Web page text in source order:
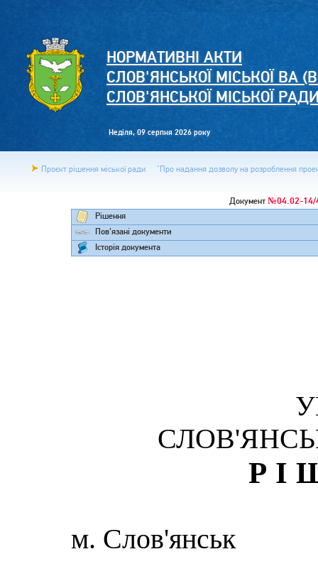
НОРМАТИВНІ АКТИ
СЛОВ'ЯНСЬКОЇ МІСЬКОЇ ВА
СЛОВ'ЯНСЬКОЇ МІСЬКОЇ
Неділя, 09 серпня 2026 року
Проєкт рішення міської ради "Про надання дозволу на розроблення
Документ №04.02-14/
Рішення
Пов'язані документи
Історія документа
м. Слов'янськ